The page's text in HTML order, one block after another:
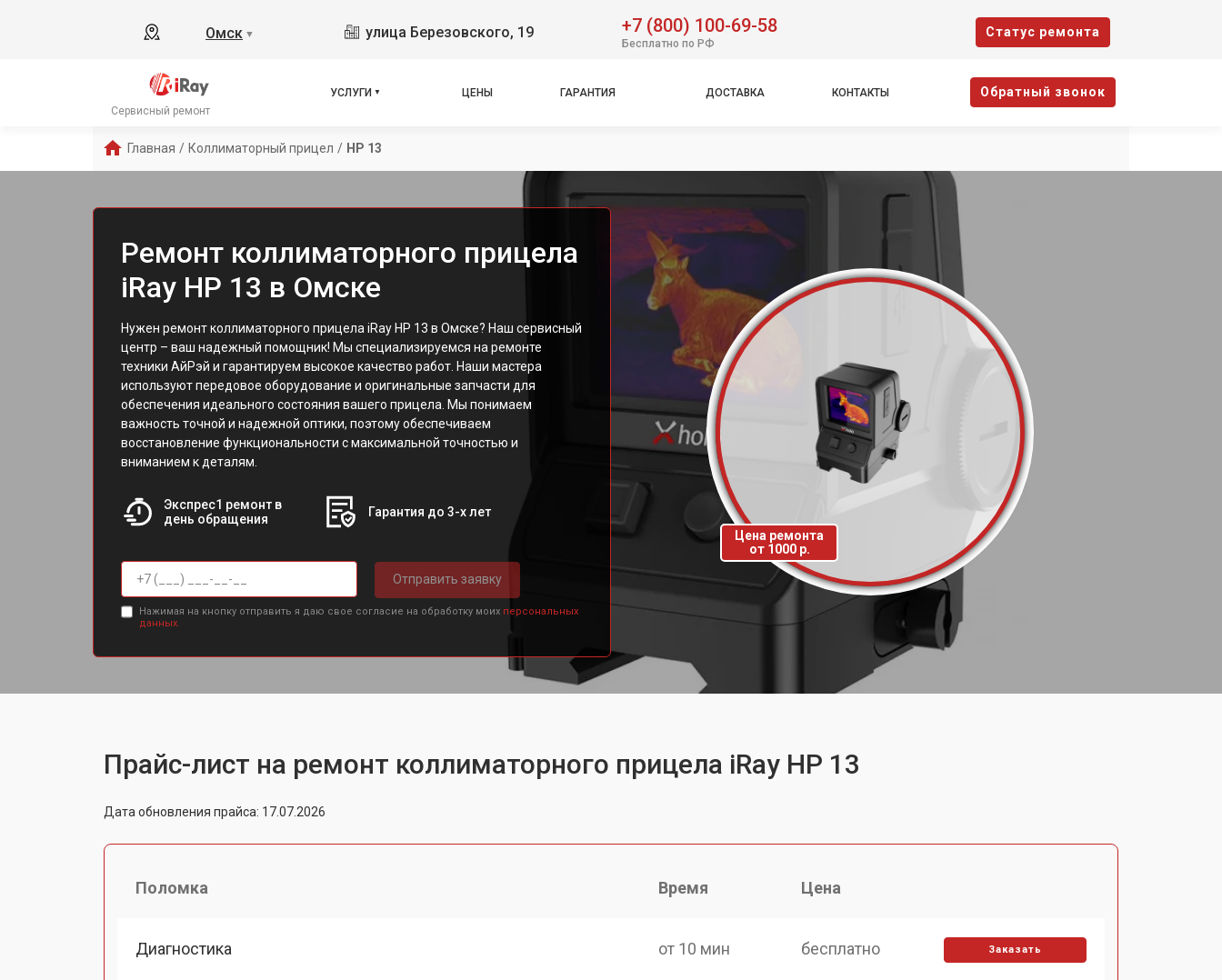
Омск ▼ улица Березовского, 19 +7 (800) 100-69-58
Бесплатно по РФ
Cтатус ремонта
Сервисный ремонт
УСЛУГИ ЦЕНЫ ГАРАНТИЯ ДОСТАВКА КОНТАКТЫ Oбратный звонок
Главная / Коллиматорный прицел / HP 13
Ремонт коллиматорного прицела
iRay HP 13 в Омске
Нужен ремонт коллиматорного прицела iRay HP 13 в Омске? Наш сервисный
центр – ваш надежный помощник! Мы специализируемся на ремонте
техники АйРэй и гарантируем высокое качество работ. Наши мастера
используют передовое оборудование и оригинальные запчасти для
обеспечения идеального состояния вашего прицела. Мы понимаем
важность точной и надежной оптики, поэтому обеспечиваем
восстановление функциональности с максимальной точностью и
вниманием к деталям.
Экспрес1 ремонт в
день обращения
Гарантия до 3-х лет
Отправить заявку
Нажимая на кнопку отправить я даю свое согласие на обработку моих персональных
данных.
Цена ремонта
от 1000 р.
Прайс-лист на ремонт коллиматорного прицела iRay HP 13
Дата обновления прайса: 17.07.2026
Поломка Время Цена
Диагностика от 10 мин бесплатно Заказать